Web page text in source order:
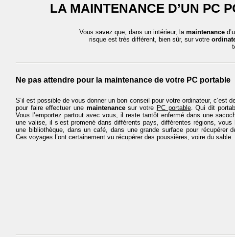
LA MAINTENANCE D’UN PC
Vous savez que, dans un intérieur, la maintenance
risque est très différent, bien sûr, sur votre
Ne pas attendre pour la maintenance de votre PC portable
S’il est possible de vous donner un bon conseil pour votre ordinateur, c’est
pour faire effectuer une maintenancesur votre PC portable. Qui dit
Vous l’emportez partout avec vous, il reste tantôt enfermé dans une
une valise, il s’est promené dans différents pays, différentes régions, vous
une bibliothèque, dans un café, dans une grande surface pour récupérer
Ces voyages l’ont certainement vu récupérer des poussières, voire du sable.